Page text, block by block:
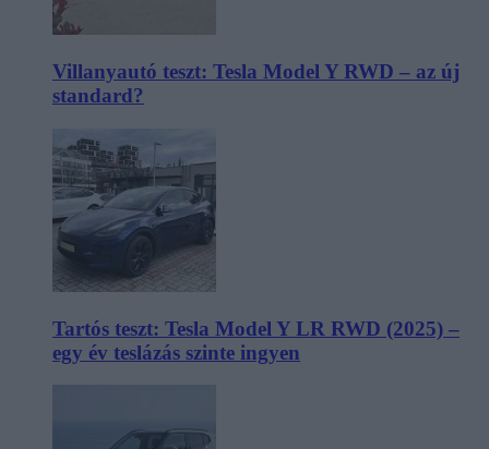
Villanyautó teszt: Tesla Model Y RWD – az új
standard?
Tartós teszt: Tesla Model Y LR RWD (2025) –
egy év teslázás szinte ingyen